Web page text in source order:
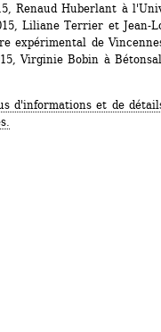
Renaud Huberlant à
Liliane Terrier et Jean-
expérimental de
Virginie Bobin à
d'informations et de